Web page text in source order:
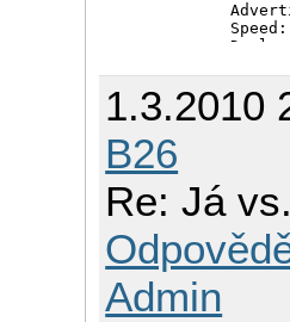
Auto-
Wake-
1.3.2010
B26
Re: Já
Admin